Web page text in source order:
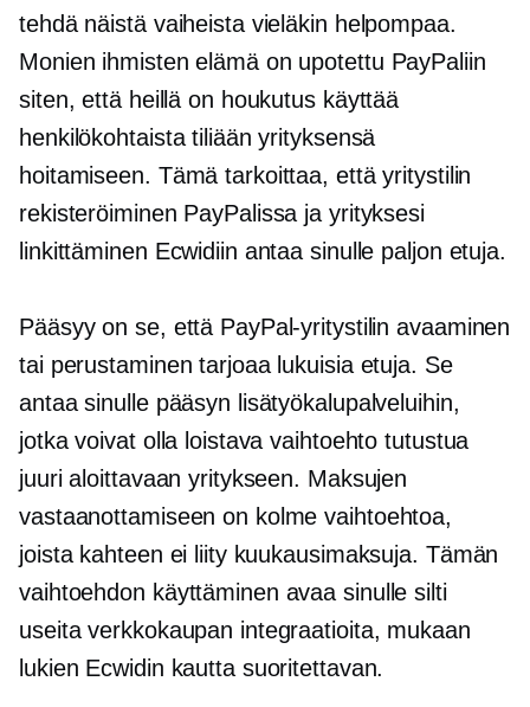
tehdä näistä vaiheista vieläkin helpompaa.
Monien ihmisten elämä on upotettu PayPaliin
siten, että heillä on houkutus käyttää
henkilökohtaista tiliään yrityksensä
hoitamiseen. Tämä tarkoittaa, että yritystilin
rekisteröiminen PayPalissa ja yrityksesi
linkittäminen Ecwidiin antaa sinulle paljon etuja.
Pääsyy on se, että PayPal-yritystilin avaaminen
tai perustaminen tarjoaa lukuisia etuja. Se
antaa sinulle pääsyn lisätyökalupalveluihin,
jotka voivat olla loistava vaihtoehto tutustua
juuri aloittavaan yritykseen. Maksujen
vastaanottamiseen on kolme vaihtoehtoa,
joista kahteen ei liity kuukausimaksuja. Tämän
vaihtoehdon käyttäminen avaa sinulle silti
useita verkkokaupan integraatioita, mukaan
lukien Ecwidin kautta suoritettavan.